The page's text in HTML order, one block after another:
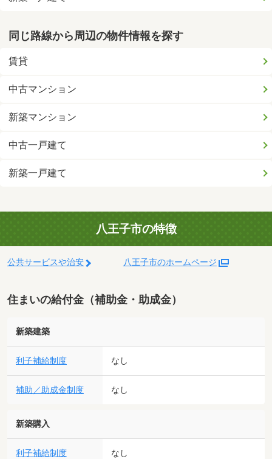
同じ路線から周辺の物件情報を探す
賃貸
中古マンション
新築マンション
中古一戸建て
新築一戸建て
八王子市の特徴
公共サービスや治安 八王子市のホームページ
住まいの給付金（補助金・助成金）
新築建築
利子補給制度 なし
補助／助成金制度 なし
新築購入
利子補給制度 なし